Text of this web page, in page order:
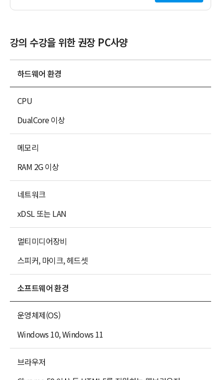
강의 수강을 위한 권장 PC사양
하드웨어 환경
CPU
DualCore 이상
메모리
RAM 2G 이상
네트워크
xDSL 또는 LAN
멀티미디어장비
스피커, 마이크, 헤드셋
소프트웨어 환경
운영체제(OS)
Windows 10, Windows 11
브라우저